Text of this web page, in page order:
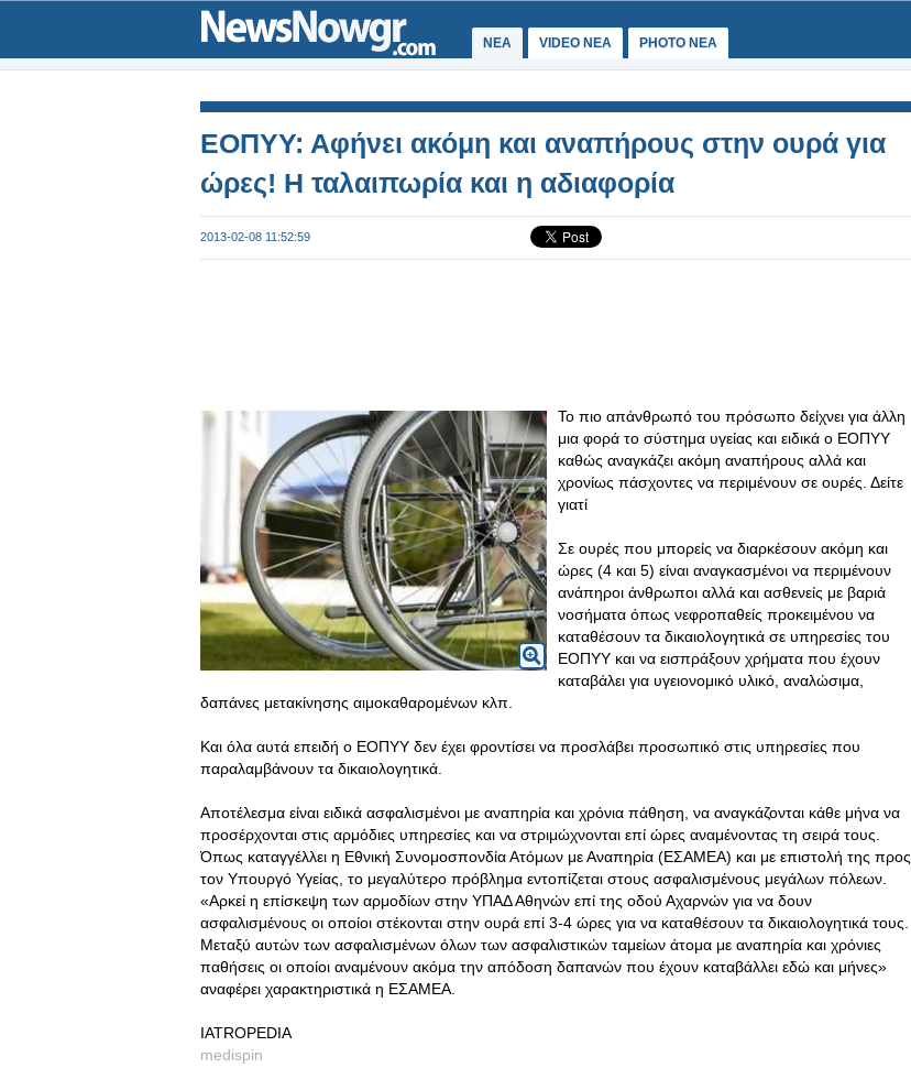
ΝΕΑ VIDEO NEA PHOTO NEA
ΕΟΠΥΥ: Αφήνει ακόμη και αναπήρους στην ουρά για
ώρες! Η ταλαιπωρία και η αδιαφορία
2013-02-08 11:52:59
Το πιο απάνθρωπό του πρόσωπο δείχνει για άλλη
μια φορά το σύστημα υγείας και ειδικά ο ΕΟΠΥΥ
καθώς αναγκάζει ακόμη αναπήρους αλλά και
χρονίως πάσχοντες να περιμένουν σε ουρές. Δείτε
γιατί
Σε ουρές που μπορείς να διαρκέσουν ακόμη και
ώρες (4 και 5) είναι αναγκασμένοι να περιμένουν
ανάπηροι άνθρωποι αλλά και ασθενείς με βαριά
νοσήματα όπως νεφροπαθείς προκειμένου να
καταθέσουν τα δικαιολογητικά σε υπηρεσίες του
ΕΟΠΥΥ και να εισπράξουν χρήματα που έχουν
καταβάλει για υγειονομικό υλικό, αναλώσιμα,
δαπάνες μετακίνησης αιμοκαθαρομένων κλπ.
Και όλα αυτά επειδή ο ΕΟΠΥΥ δεν έχει φροντίσει να προσλάβει προσωπικό στις υπηρεσίες που
παραλαμβάνουν τα δικαιολογητικά.
Αποτέλεσμα είναι ειδικά ασφαλισμένοι με αναπηρία και χρόνια πάθηση, να αναγκάζονται κάθε μήνα να
προσέρχονται στις αρμόδιες υπηρεσίες και να στριμώχνονται επί ώρες αναμένοντας τη σειρά τους.
Όπως καταγγέλλει η Εθνική Συνομοσπονδία Ατόμων με Αναπηρία (ΕΣΑΜΕΑ) και με επιστολή της προς
τον Υπουργό Υγείας, το μεγαλύτερο πρόβλημα εντοπίζεται στους ασφαλισμένους μεγάλων πόλεων.
«Αρκεί η επίσκεψη των αρμοδίων στην ΥΠΑΔ Αθηνών επί της οδού Αχαρνών για να δουν
ασφαλισμένους οι οποίοι στέκονται στην ουρά επί 3-4 ώρες για να καταθέσουν τα δικαιολογητικά τους.
Μεταξύ αυτών των ασφαλισμένων όλων των ασφαλιστικών ταμείων άτομα με αναπηρία και χρόνιες
παθήσεις οι οποίοι αναμένουν ακόμα την απόδοση δαπανών που έχουν καταβάλλει εδώ και μήνες»
αναφέρει χαρακτηριστικά η ΕΣΑΜΕΑ.
ΙΑΤROPEDIA
medispin